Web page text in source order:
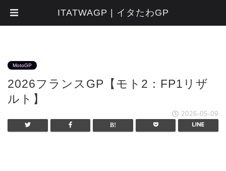
MotoGP
2026フランスGP【モト2：FP1リザ
ルト】
2026-05-09
ITATWAGP | イタたわGP